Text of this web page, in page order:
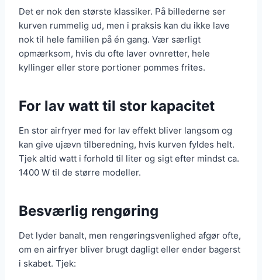
Det er nok den største klassiker. På billederne ser
kurven rummelig ud, men i praksis kan du ikke lave
nok til hele familien på én gang. Vær særligt
opmærksom, hvis du ofte laver ovnretter, hele
kyllinger eller store portioner pommes frites.
For lav watt til stor kapacitet
En stor airfryer med for lav effekt bliver langsom og
kan give ujævn tilberedning, hvis kurven fyldes helt.
Tjek altid watt i forhold til liter og sigt efter mindst ca.
1400 W til de større modeller.
Besværlig rengøring
Det lyder banalt, men rengøringsvenlighed afgør ofte,
om en airfryer bliver brugt dagligt eller ender bagerst
i skabet. Tjek: